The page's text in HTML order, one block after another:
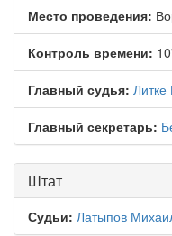
Место проведения:
Контроль времени:
Главный судья:
Главный секретарь:
Штат
Судьи: Латыпов